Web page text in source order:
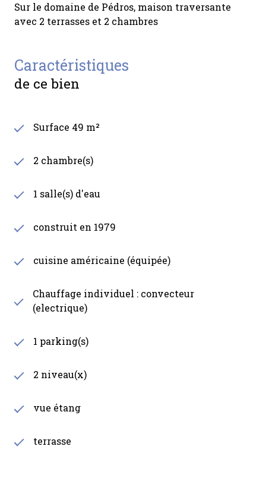
Sur le domaine de Pédros, maison traversante
avec 2 terrasses et 2 chambres
caractéristiques
de ce bien
Surface 49 m²
2 chambre(s)
1 salle(s) d'eau
construit en 1979
cuisine américaine (équipée)
Chauffage individuel : convecteur
(electrique)
1 parking(s)
2 niveau(x)
vue étang
terrasse